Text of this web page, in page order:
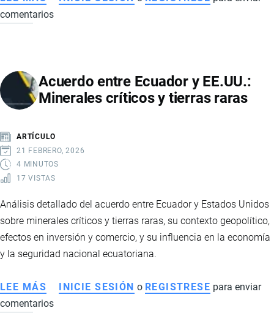
ACUERDO
Y
ARGENTINA
INDUSTRIA
CUESTIONA
BENEFICIOS
comentarios
Acuerdo entre Ecuador y EE.UU.:
Minerales críticos y tierras raras
ARTÍCULO
21 FEBRERO, 2026
4 MINUTOS
17 VISTAS
Análisis detallado del acuerdo entre Ecuador y Estados Unidos
sobre minerales críticos y tierras raras, su contexto geopolítico,
efectos en inversión y comercio, y su influencia en la economía
y la seguridad nacional ecuatoriana.
LEE MÁS SOBRE
ACUERDO
INICIE SESIÓN o REGISTRESE para enviar
comentarios